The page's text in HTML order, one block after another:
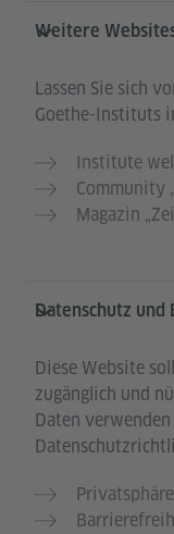
Weitere
Lassen Sie sich
Goethe-Instituts
Institute
Community
Magazin
Datenschutz
Diese Website
zugänglich und
Daten